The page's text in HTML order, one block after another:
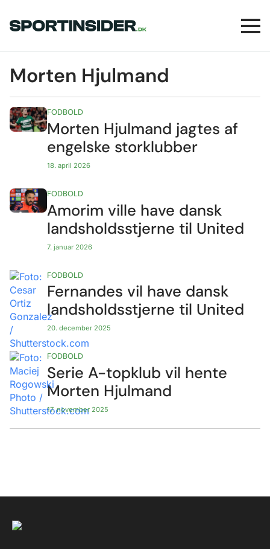
Morten Hjulmand
Morten Hjulmand jagtes af
engelske storklubber
18. april 2026
FODBOLD
Amorim ville have dansk
landsholdsstjerne til United
7. januar 2026
FODBOLD
Fernandes vil have dansk
landsholdsstjerne til United
20. december 2025
FODBOLD
Serie A-topklub vil hente
Morten Hjulmand
17. november 2025
FODBOLD